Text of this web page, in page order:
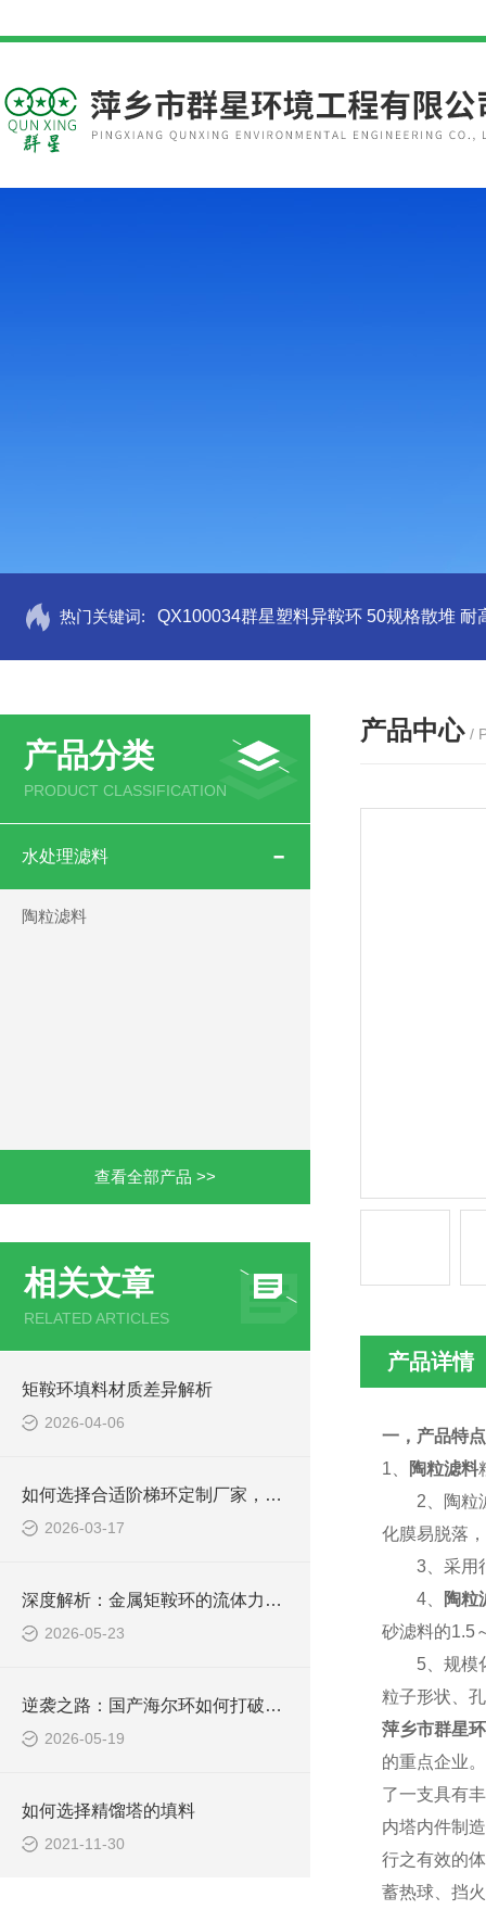
热门关键词: QX100034群星塑料异鞍环 50规格散堆 耐
产品分类
PRODUCT CLASSIFICATION
水处理滤料
陶粒滤料
查看全部产品 >>
相关文章
RELATED ARTICLES
矩鞍环填料材质差异解析
2026-04-06
如何选择合适阶梯环定制厂家，群星化工来解答
2026-03-17
深度解析：金属矩鞍环的流体力学智慧与工业应用
2026-05-23
逆袭之路：国产海尔环如何打破海外技术垄断
2026-05-19
如何选择精馏塔的填料
2021-11-30
产品中心 /
产品详情
一，产品特点
1、
陶粒滤料
2、陶粒滤
化膜易脱落
3、采用很
4、
陶粒
砂滤料的1.5
5、规模化
粒子形状、
萍乡市群星
的重点企业
了一支具有
内塔内件制
行之有效的
蓄热球、挡